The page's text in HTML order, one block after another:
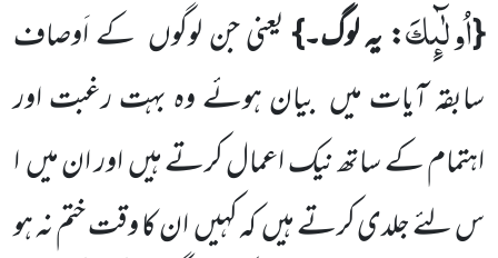
{اُولٰٓىٕكَ: یہ لوگ۔}یعنی جن لوگوں کے اَوصاف
سابقہ آیات میں بیان ہوئے وہ بہت رغبت اور
اہتمام کے ساتھ نیک اعمال کرتے ہیں اور ان میں ا
س لئے جلدی کرتے ہیں کہ کہیں ان کا وقت ختم نہ ہو